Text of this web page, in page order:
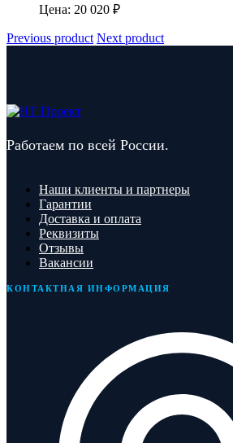
Цена: 20 020 ₽
Previous product Next product
Работаем по всей России.
Наши клиенты и партнеры
Гарантии
Доставка и оплата
Реквизиты
Отзывы
Вакансии
КОНТАКТНАЯ ИНФОРМАЦИЯ